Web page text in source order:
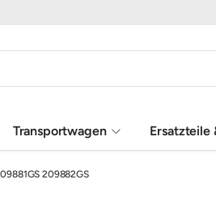
Transportwagen Ersatzteile
209882GS